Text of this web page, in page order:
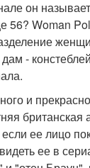
он
56? Woman
-
и
британская
ее лицо
ее в